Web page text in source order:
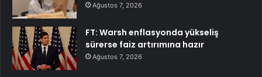
Ağustos 7, 2026
FT: Warsh enflasyonda yükseliş
sürerse faiz artırımına hazır
Ağustos 7, 2026